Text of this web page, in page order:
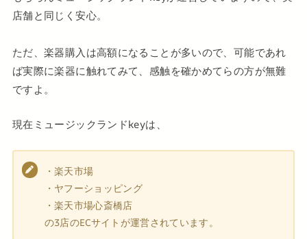
店舗と同じく安心。
ただ、楽器購入は高額になることが多いので、可能であれ
ば実際に楽器に触れてみて、感触を確かめてらの方が無難
ですよ。
現在ミュージックランドkeyは、
・楽天市場
・ヤフーショッピング
・楽天市場心斎橋店
の3店のECサイトが運営されています。